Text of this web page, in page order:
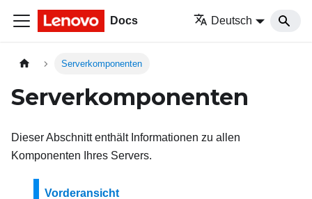
Docs Deutsch
Serverkomponenten
Serverkomponenten
Dieser Abschnitt enthält Informationen zu allen
Komponenten Ihres Servers.
Vorderansicht